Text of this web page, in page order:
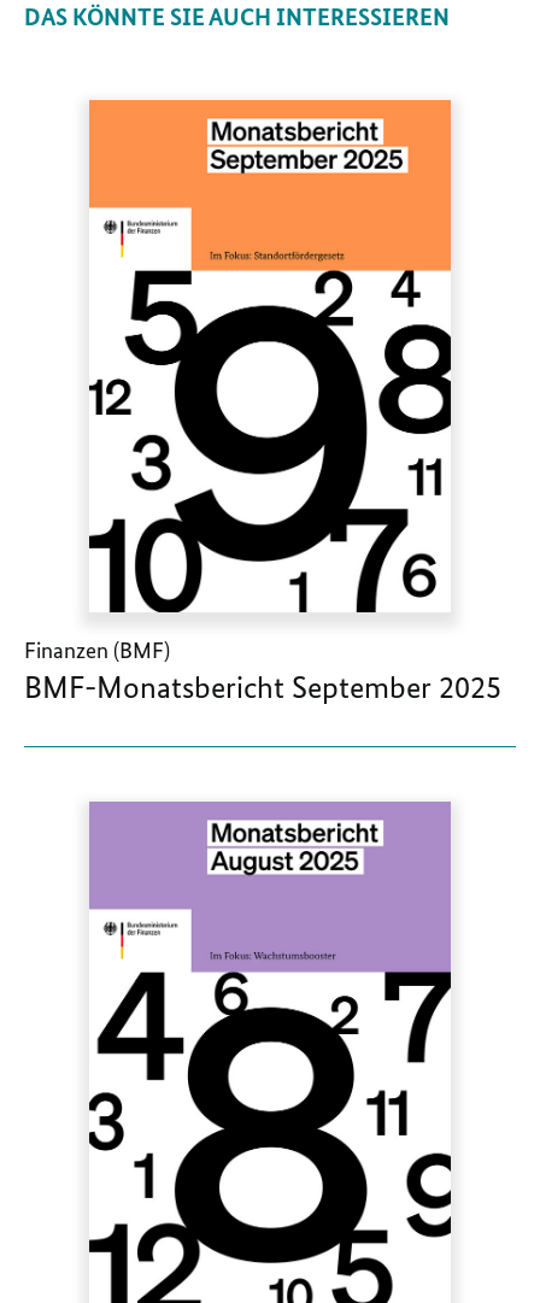
DAS KÖNNTE SIE AUCH INTERESSIEREN
Finanzen (BMF)
BMF-Monatsbericht September 2025